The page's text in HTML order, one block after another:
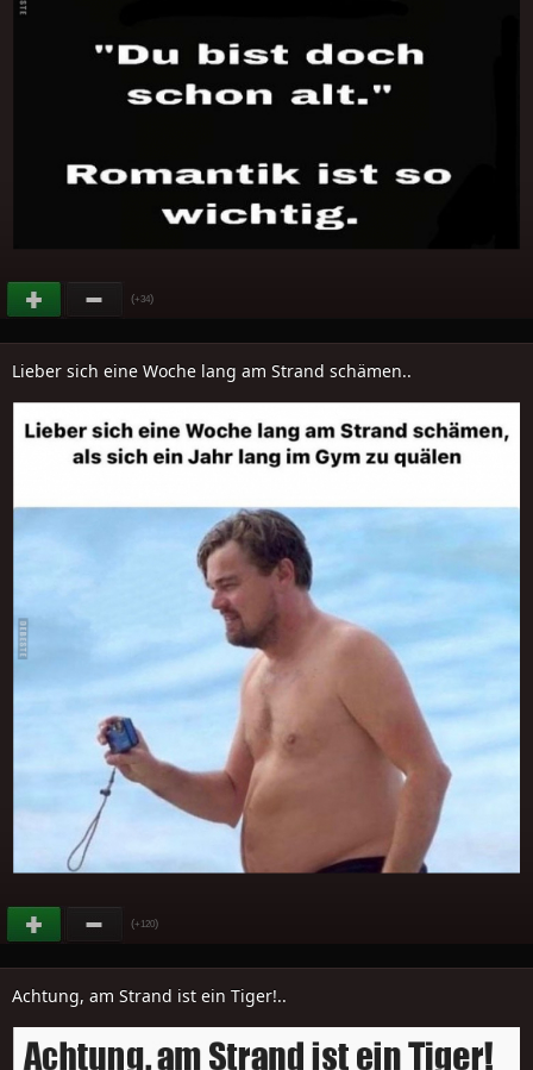
(+34)
Lieber sich eine Woche lang am Strand schämen..
(+120)
Achtung, am Strand ist ein Tiger!..